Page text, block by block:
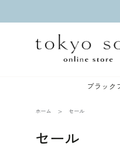
ブラック
ホーム セール
セール